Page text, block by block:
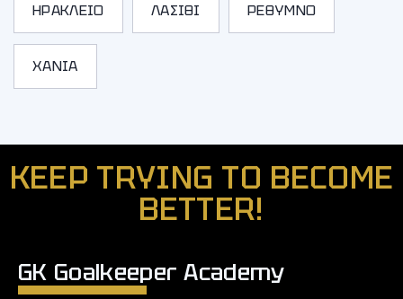
ΗΡΑΚΛΕΙΟ ΛΑΣΙΘΙ ΡΕΘΥΜΝΟ
ΧΑΝΙΑ
KEEP TRYING TO BECOME
BETTER!
GK Goalkeeper Academy